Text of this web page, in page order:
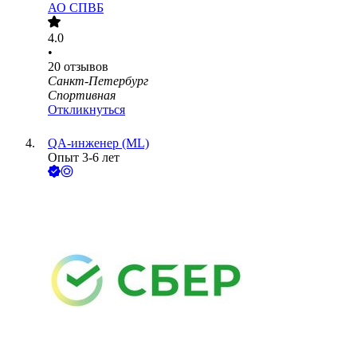
АО СПВБ
4.0
•
20 отзывов
Санкт-Петербург
Спортивная
Откликнуться
QA-инженер (ML)
Опыт 3-6 лет